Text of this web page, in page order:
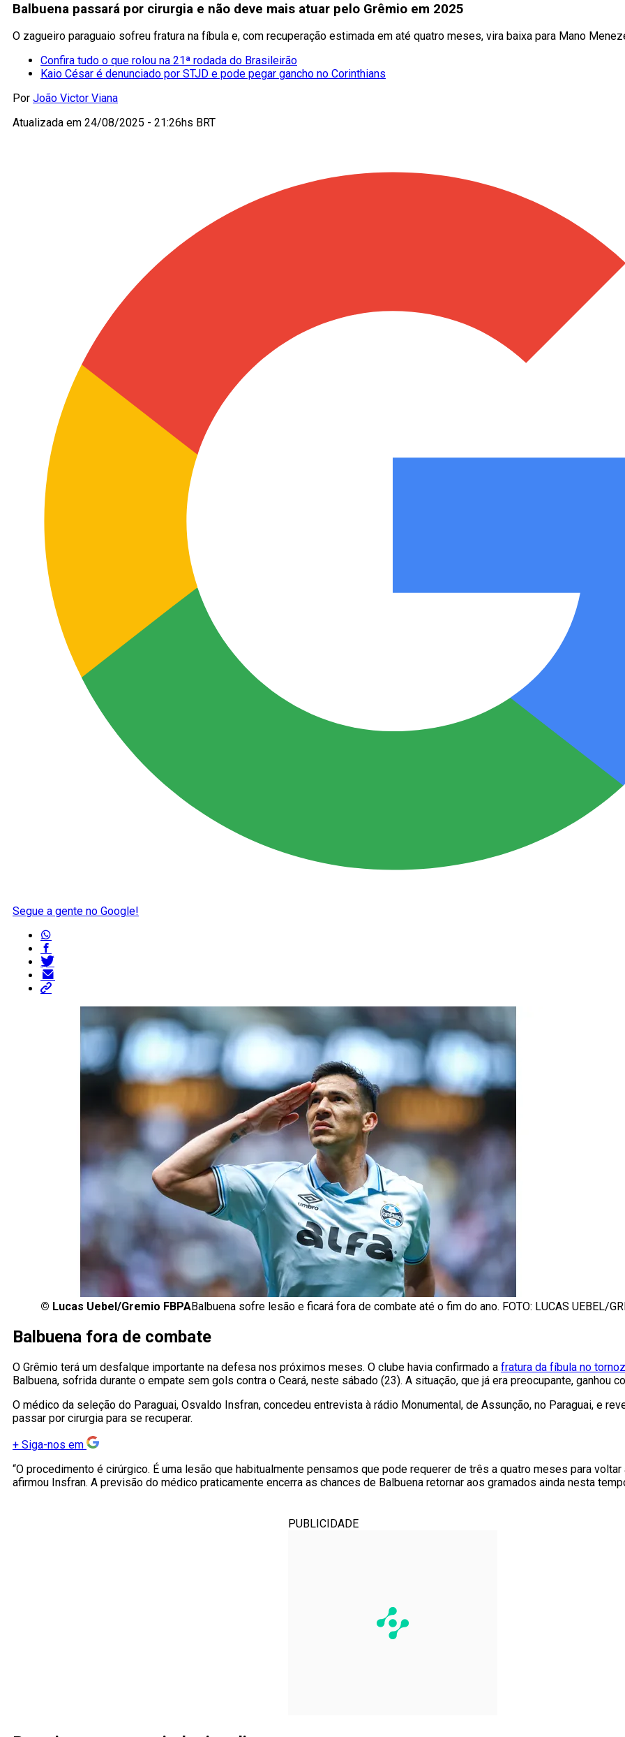
Balbuena passará por cirurgia e não deve mais atuar pelo Grêmio em 2025
O zagueiro paraguaio sofreu fratura na fíbula e, com recuperação estimada em até quatro meses, vira baixa para Mano
Confira tudo o que rolou na 21ª rodada do Brasileirão
Kaio César é denunciado por STJD e pode pegar gancho no Corinthians
Por João Victor Viana
Atualizada em 24/08/2025 - 21:26hs BRT
Segue a gente no Google!
© Lucas Uebel/Gremio FBPABalbuena sofre lesão e ficará fora de combate até o fim do ano. FOTO: LUCAS UEBEL/
Balbuena fora de combate
O Grêmio terá um desfalque importante na defesa nos próximos meses. O clube havia confirmado a fratura da fíbula no
Balbuena, sofrida durante o empate sem gols contra o Ceará, neste sábado (23). A situação, que já era preocupante, ganhou
O médico da seleção do Paraguai, Osvaldo Insfran, concedeu entrevista à rádio Monumental, de Assunção, no Paraguai, e
passar por cirurgia para se recuperar.
+ Siga-nos em
“O procedimento é cirúrgico. É uma lesão que habitualmente pensamos que pode requerer de três a quatro meses para voltar
afirmou Insfran. A previsão do médico praticamente encerra as chances de Balbuena retornar aos gramados ainda nesta
PUBLICIDADE